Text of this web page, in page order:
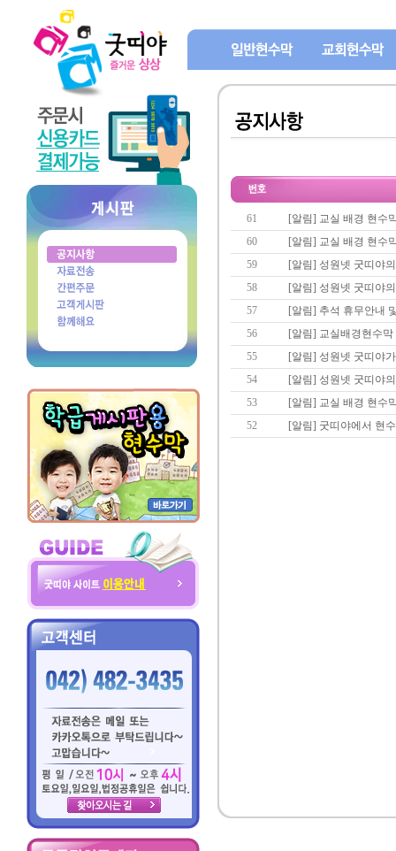
61
[알림] 교실 배경 현수
60
[알림] 교실 배경 현수
59
[알림] 성원넷 굿띠야
58
[알림] 성원넷 굿띠야
57
[알림] 추석 휴무안내
56
[알림] 교실배경현수
55
[알림] 성원넷 굿띠야
54
[알림] 성원넷 굿띠야
53
[알림] 교실 배경 현수
52
[알림] 굿띠야에서 현